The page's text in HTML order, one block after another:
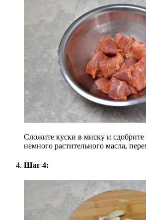
Сложите куски в миску и
немного растительного масла,
Шаг 4: